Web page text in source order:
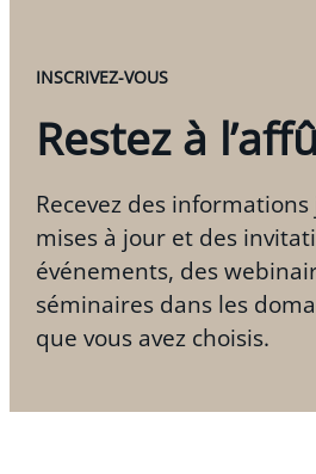
INSCRIVEZ-VOUS
Restez à
Recevez des
mises à jour et des
événements, des
séminaires dans les
que vous avez choisis.